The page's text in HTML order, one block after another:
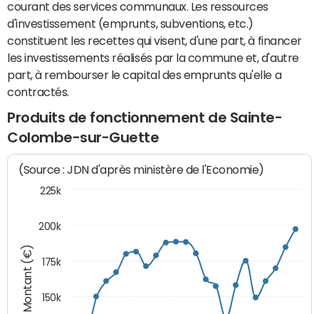
courant des services communaux. Les ressources
d'investissement (emprunts, subventions, etc.)
constituent les recettes qui visent, d'une part, à financer
les investissements réalisés par la commune et, d'autre
part, à rembourser le capital des emprunts qu'elle a
contractés.
Produits de fonctionnement de Sainte-
Colombe-sur-Guette
Montant (€)
(Source : JDN d'après ministère de l'Economie)
200k
150k
175k
225k